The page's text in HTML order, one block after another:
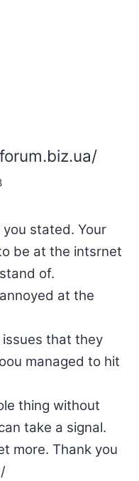
stated. Your
be at the intsrnet
of.
at the
that they
managed to hit
thing without
take a signal.
more. Thank you